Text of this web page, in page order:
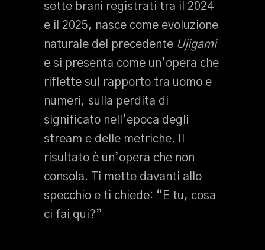
sette brani registrati tra il 2024
e il 2025, nasce come evoluzione
naturale del precedente Ujigami
e si presenta come un’opera che
riflette sul rapporto tra uomo e
numeri, sulla perdita di
significato nell’epoca degli
stream e delle metriche. Il
risultato è un’opera che non
consola. Ti mette davanti allo
specchio e ti chiede: “E tu, cosa
ci fai qui?”